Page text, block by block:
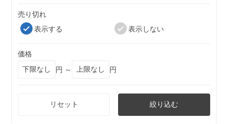
売り切れ
表示する
表示しない
価格
円 ～
円
リセット 絞り込む